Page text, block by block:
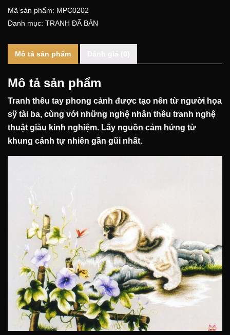
Mã sản phẩm: MPC0202
Danh mục: TRANH ĐÃ BÁN
Mô tả sản phẩm
Mô tả sản phẩm
Tranh thêu tay phong cảnh được tạo nên từ người họa
sỹ tài ba, cùng với những nghệ nhân thêu tranh nghệ
thuật giàu kinh nghiệm. Lấy nguồn cảm hứng từ
khung cảnh tự nhiên gần gũi nhất.